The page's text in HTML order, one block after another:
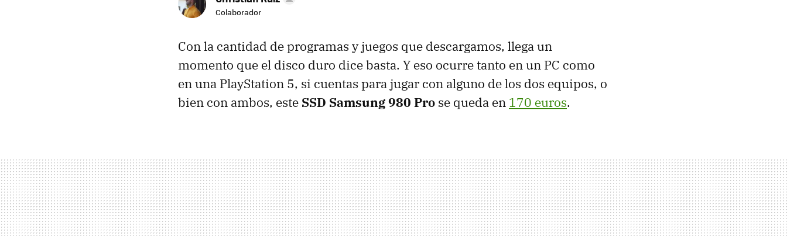
Colaborador
Con la cantidad de programas y juegos que descargamos, llega un
momento que el disco duro dice basta. Y eso ocurre tanto en un PC como
en una PlayStation 5, si cuentas para jugar con alguno de los dos equipos, o
bien con ambos, este SSD Samsung 980 Pro se queda en 170 euros.